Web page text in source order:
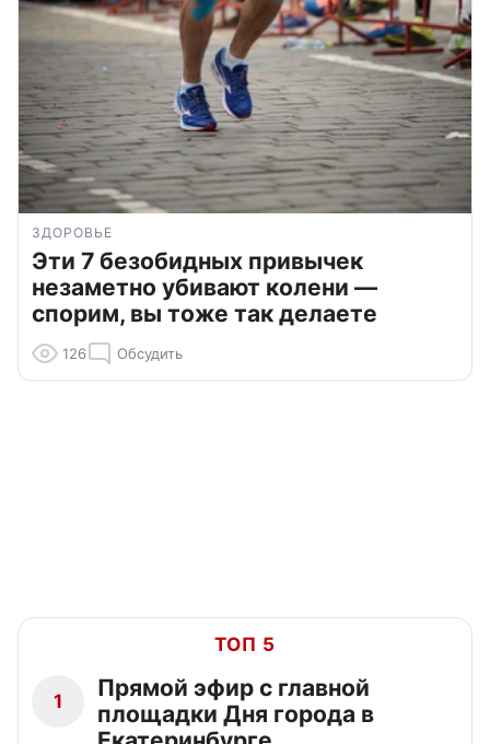
ЗДОРОВЬЕ
Эти 7 безобидных привычек
незаметно убивают колени —
спорим, вы тоже так делаете
126 Обсудить
ТОП 5
1
Прямой эфир с главной
площадки Дня города в